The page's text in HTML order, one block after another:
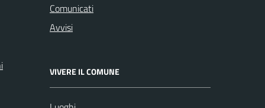
Comunicati
Avvisi
VIVERE IL COMUNE